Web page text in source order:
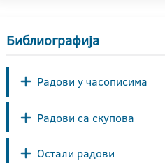
Библиографија
Радови у часописима
Радови са скупова
Остали радови